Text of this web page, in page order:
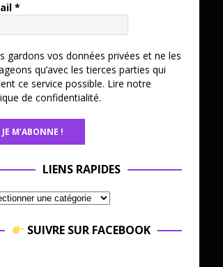
*
gardons vos données privées et ne les
qu’avec les tierces parties qui
ce service possible. Lire notre
de confidentialité.
LIENS RAPIDES
SUIVRE SUR FACEBOOK